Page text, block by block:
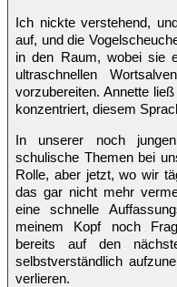
Ich nickte verstehend,
auf, und die
in den Raum, wobei sie
ultraschnellen
vorzubereiten. Annette
konzentriert, diesem
In unserer noch
schulische Themen bei
Rolle, aber jetzt, wo wir
das gar nicht mehr
eine schnelle
meinem Kopf noch
bereits auf den
selbstverständlich
verlieren.